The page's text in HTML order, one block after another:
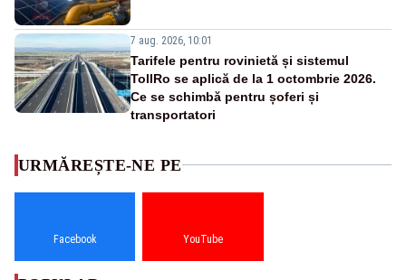
7 aug. 2026, 10:01
Tarifele pentru rovinietă și sistemul
TollRo se aplică de la 1 octombrie 2026.
Ce se schimbă pentru șoferi și
transportatori
URMĂREȘTE-NE PE
Facebook YouTube